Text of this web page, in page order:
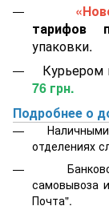
тарифов
упаковки.
Курьером
76 грн.
Подробнее о
Наличными
отделениях
самовывоза
Почта".